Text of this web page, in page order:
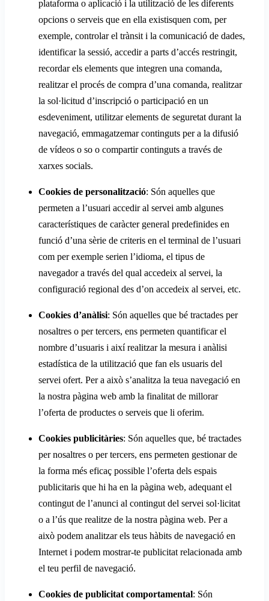
plataforma o aplicació i la utilització de les diferents
opcions o serveis que en ella existisquen com, per
exemple, controlar el trànsit i la comunicació de dades,
identificar la sessió, accedir a parts d’accés restringit,
recordar els elements que integren una comanda,
realitzar el procés de compra d’una comanda, realitzar
la sol·licitud d’inscripció o participació en un
esdeveniment, utilitzar elements de seguretat durant la
navegació, emmagatzemar continguts per a la difusió
de vídeos o so o compartir continguts a través de
xarxes socials.
Cookies de personalització: Són aquelles que
permeten a l’usuari accedir al servei amb algunes
característiques de caràcter general predefinides en
funció d’una sèrie de criteris en el terminal de l’usuari
com per exemple serien l’idioma, el tipus de
navegador a través del qual accedeix al servei, la
configuració regional des d’on accedeix al servei, etc.
Cookies d’anàlisi: Són aquelles que bé tractades per
nosaltres o per tercers, ens permeten quantificar el
nombre d’usuaris i així realitzar la mesura i anàlisi
estadística de la utilització que fan els usuaris del
servei ofert. Per a això s’analitza la teua navegació en
la nostra pàgina web amb la finalitat de millorar
l’oferta de productes o serveis que li oferim.
Cookies publicitàries: Són aquelles que, bé tractades
per nosaltres o per tercers, ens permeten gestionar de
la forma més eficaç possible l’oferta dels espais
publicitaris que hi ha en la pàgina web, adequant el
contingut de l’anunci al contingut del servei sol·licitat
o a l’ús que realitze de la nostra pàgina web. Per a
això podem analitzar els teus hàbits de navegació en
Internet i podem mostrar-te publicitat relacionada amb
el teu perfil de navegació.
Cookies de publicitat comportamental: Són